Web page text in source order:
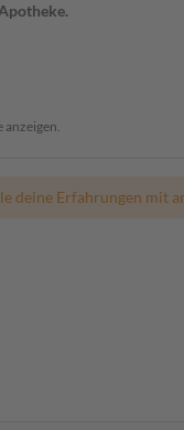
anzeigen.
deine Erfahrungen mit